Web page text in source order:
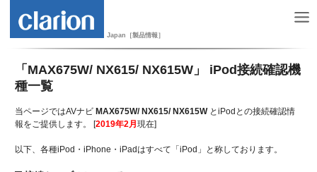
Japan［製品情報］
「MAX675W/ NX615/ NX615W」 iPod接続確認機
種一覧
当ページではAVナビ MAX675W/ NX615/ NX615WとiPodとの接続確認情
報をご提供します。 [2019年2月現在]
以下、各種iPod・iPhone・iPadはすべて「iPod」と称しております。